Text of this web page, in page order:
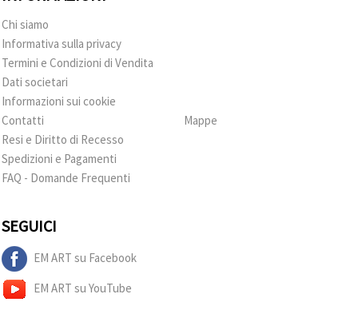
Chi siamo
Informativa sulla privacy
Termini e Condizioni di Vendita
Dati societari
Informazioni sui cookie
Contatti
Resi e Diritto di Recesso
Spedizioni e Pagamenti
FAQ - Domande Frequenti
Mappe
SEGUICI
EM ART su Facebook
EM ART su YouTube